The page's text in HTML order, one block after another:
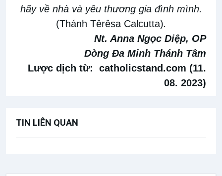
hãy về nhà và yêu thương gia đình mình.
(Thánh Têrêsa Calcutta).
Nt. Anna Ngọc Diệp, OP
Dòng Đa Minh Thánh Tâm
Lược dịch từ: catholicstand.com (11.
08. 2023)
TIN LIÊN QUAN